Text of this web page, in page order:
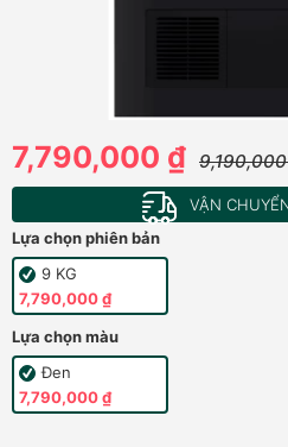
7,790,000 ₫
VẬN
Lựa chọn phiên bản
9 KG
7,790,000 ₫
Lựa chọn màu
Đen
7,790,000 ₫